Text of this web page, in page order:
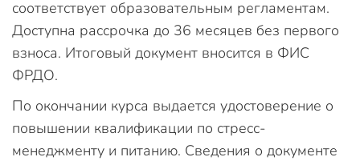
соответствует образовательным регламентам.
Доступна рассрочка до 36 месяцев без первого
взноса. Итоговый документ вносится в ФИС
ФРДО.
По окончании курса выдается удостоверение о
повышении квалификации по стресс-
менеджменту и питанию. Сведения о документе